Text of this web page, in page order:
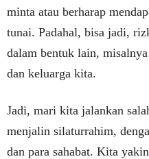
minta atau berharap
tunai. Padahal, bisa jadi,
dalam bentuk lain,
dan keluarga kita.
Jadi, mari kita jalankan
menjalin silaturrahim,
dan para sahabat. Kita